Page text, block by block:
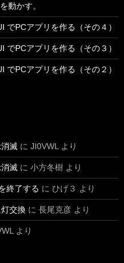
動かす。
PCアプリを作る（その４）
PCアプリを作る（その３）
PCアプリを作る（その２）
滅 に JI0VWL より
滅 に 小方冬樹 より
終了する に ひげ３ より
交換 に 長尾克彦 より
より